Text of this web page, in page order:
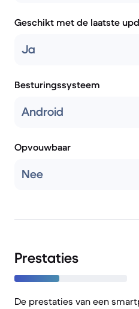
Geschikt met de laatste
Ja
Besturingssysteem
Android
Opvouwbaar
Nee
Prestaties
De prestaties van een